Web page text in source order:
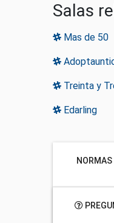
Salas
Mas de 50
Treinta y
Edarling
NORMAS